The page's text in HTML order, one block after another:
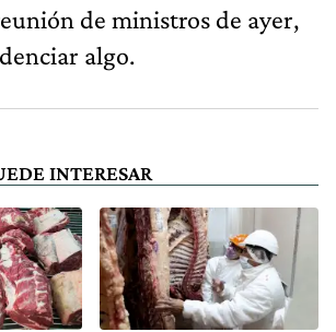
de ministros de ayer,
algo.
INTERESAR